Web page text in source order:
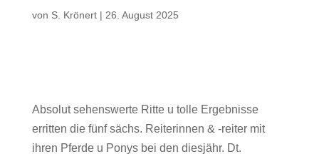
von S. Krönert| 26. August 2025
Absolut sehenswerte Ritte u tolle Ergebnisse
erritten die fünf sächs. Reiterinnen & -reiter mit
ihren Pferde u Ponys bei den diesjähr. Dt.